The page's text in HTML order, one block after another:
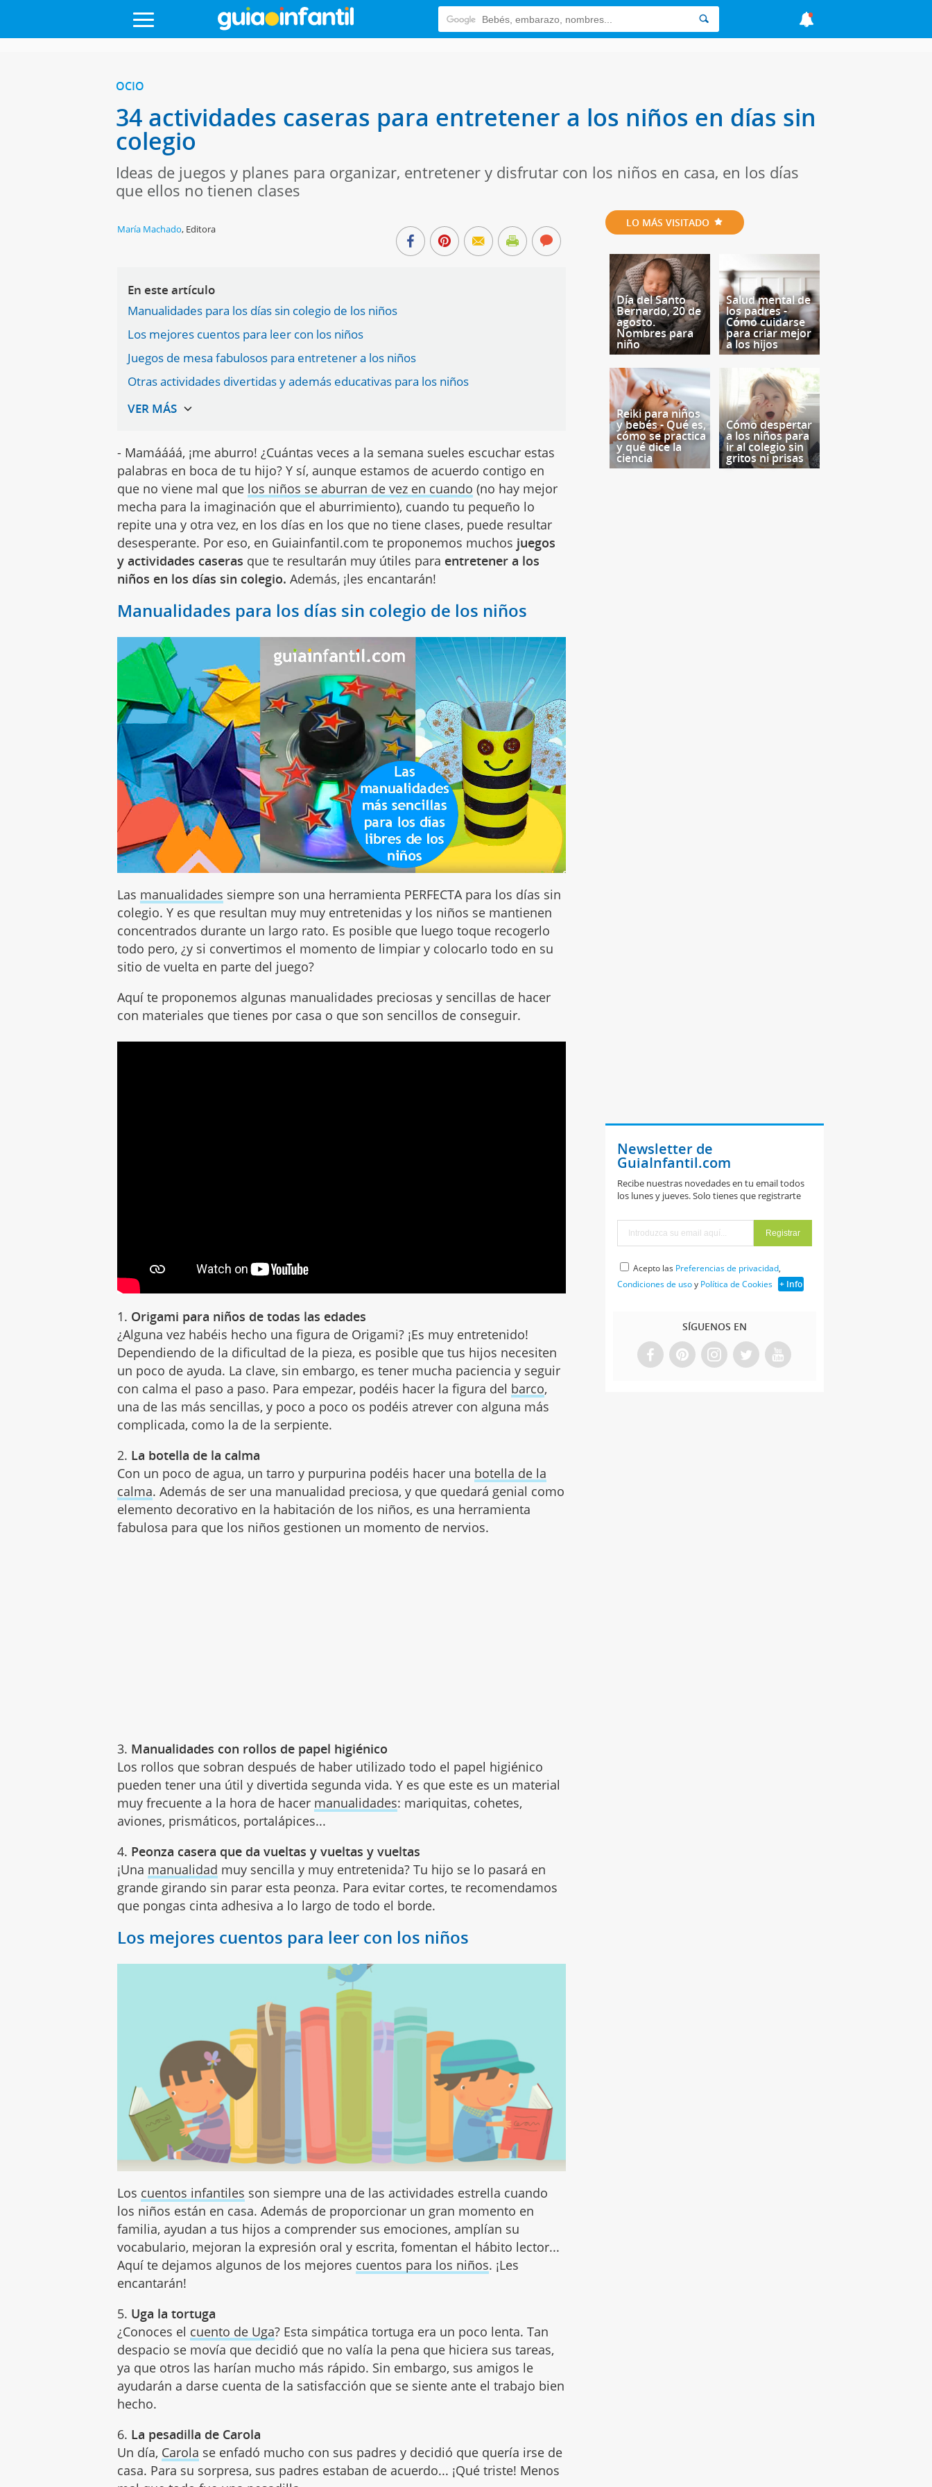
OCIO
34 actividades caseras para entretener a los niños en días sin
colegio
Ideas de juegos y planes para organizar, entretener y disfrutar con los niños en casa, en los días
que ellos no tienen clases
María Machado, Editora
En este artículo
Manualidades para los días sin colegio de los niños
Los mejores cuentos para leer con los niños
Juegos de mesa fabulosos para entretener a los niños
Otras actividades divertidas y además educativas para los niños
- Mamáááá, ¡me aburro! ¿Cuántas veces a la semana sueles escuchar estas
palabras en boca de tu hijo? Y sí, aunque estamos de acuerdo contigo en
que no viene mal que los niños se aburran de vez en cuando (no hay mejor
mecha para la imaginación que el aburrimiento), cuando tu pequeño lo
repite una y otra vez, en los días en los que no tiene clases, puede resultar
desesperante. Por eso, en Guiainfantil.com te proponemos muchos juegos
y actividades caseras que te resultarán muy útiles para entretener a los
niños en los días sin colegio. Además, ¡les encantarán!
Manualidades para los días sin colegio de los niños
Las manualidades siempre son una herramienta PERFECTA para los días sin
colegio. Y es que resultan muy muy entretenidas y los niños se mantienen
concentrados durante un largo rato. Es posible que luego toque recogerlo
todo pero, ¿y si convertimos el momento de limpiar y colocarlo todo en su
sitio de vuelta en parte del juego?
Aquí te proponemos algunas manualidades preciosas y sencillas de hacer
con materiales que tienes por casa o que son sencillos de conseguir.
1. Origami para niños de todas las edades
¿Alguna vez habéis hecho una figura de Origami? ¡Es muy entretenido!
Dependiendo de la dificultad de la pieza, es posible que tus hijos necesiten
un poco de ayuda. La clave, sin embargo, es tener mucha paciencia y seguir
con calma el paso a paso. Para empezar, podéis hacer la figura del barco,
una de las más sencillas, y poco a poco os podéis atrever con alguna más
complicada, como la de la serpiente.
2. La botella de la calma
Con un poco de agua, un tarro y purpurina podéis hacer una botella de la
calma. Además de ser una manualidad preciosa, y que quedará genial como
elemento decorativo en la habitación de los niños, es una herramienta
fabulosa para que los niños gestionen un momento de nervios.
3. Manualidades con rollos de papel higiénico
Los rollos que sobran después de haber utilizado todo el papel higiénico
pueden tener una útil y divertida segunda vida. Y es que este es un material
muy frecuente a la hora de hacer manualidades: mariquitas, cohetes,
aviones, prismáticos, portalápices...
4. Peonza casera que da vueltas y vueltas y vueltas
¡Una manualidad muy sencilla y muy entretenida? Tu hijo se lo pasará en
grande girando sin parar esta peonza. Para evitar cortes, te recomendamos
que pongas cinta adhesiva a lo largo de todo el borde.
Los mejores cuentos para leer con los niños
Los cuentos infantiles son siempre una de las actividades estrella cuando
los niños están en casa. Además de proporcionar un gran momento en
familia, ayudan a tus hijos a comprender sus emociones, amplían su
vocabulario, mejoran la expresión oral y escrita, fomentan el hábito lector...
Aquí te dejamos algunos de los mejores cuentos para los niños. ¡Les
encantarán!
5. Uga la tortuga
¿Conoces el cuento de Uga? Esta simpática tortuga era un poco lenta. Tan
despacio se movía que decidió que no valía la pena que hiciera sus tareas,
ya que otros las harían mucho más rápido. Sin embargo, sus amigos le
ayudarán a darse cuenta de la satisfacción que se siente ante el trabajo bien
hecho.
6. La pesadilla de Carola
Un día, Carola se enfadó mucho con sus padres y decidió que quería irse de
casa. Para su sorpresa, sus padres estaban de acuerdo... ¡Qué triste! Menos
LO MÁS VISITADO
Día del Santo
Bernardo, 20 de
agosto.
Nombres para
niño
Salud mental de
los padres -
Cómo cuidarse
para criar mejor
a los hijos
Reiki para niños
y bebés - Qué es,
cómo se practica
y qué dice la
ciencia
Cómo despertar
a los niños para
ir al colegio sin
gritos ni prisas
Newsletter de
GuiaInfantil.com
Recibe nuestras novedades en tu email todos
los lunes y jueves. Solo tienes que registrarte
Acepto las Preferencias de privacidad,
Condiciones de usoy Política de Cookies + Info
SÍGUENOS EN